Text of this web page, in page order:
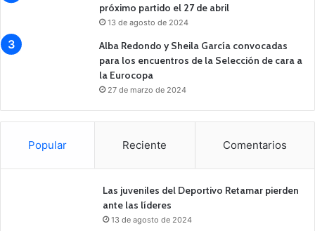
próximo partido el 27 de abril
13 de agosto de 2024
Alba Redondo y Sheila García convocadas
para los encuentros de la Selección de cara a
la Eurocopa
27 de marzo de 2024
Popular Reciente Comentarios
Las juveniles del Deportivo Retamar pierden
ante las líderes
13 de agosto de 2024